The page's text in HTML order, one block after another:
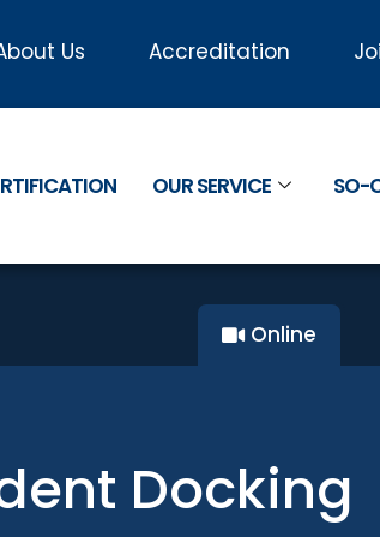
Us Accreditation
OUR SERVICE SO-
Online
Docking